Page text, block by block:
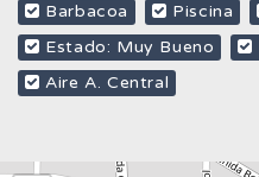
Barbacoa
Piscina
Estado: Muy Bueno
Aire A. Central